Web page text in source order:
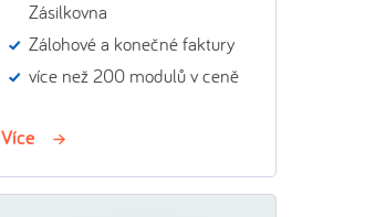
Zásilkovna
Zálohové a konečné faktury
více než 200 modulů v ceně
Více